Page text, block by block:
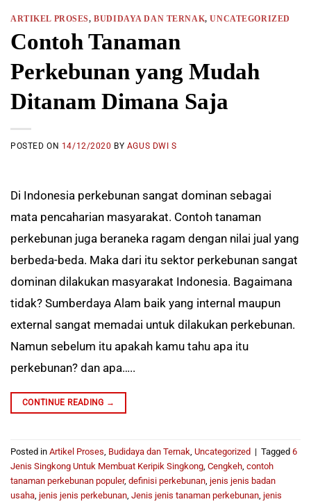
ARTIKEL PROSES,BUDIDAYA DAN TERNAK,UNCATEGORIZED
Contoh Tanaman
Perkebunan yang Mudah
Ditanam Dimana Saja
POSTED ON 14/12/2020 BY AGUS DWI S
Di Indonesia perkebunan sangat dominan sebagai
mata pencaharian masyarakat. Contoh tanaman
perkebunan juga beraneka ragam dengan nilai jual yang
berbeda-beda. Maka dari itu sektor perkebunan sangat
dominan dilakukan masyarakat Indonesia. Bagaimana
tidak? Sumberdaya Alam baik yang internal maupun
external sangat memadai untuk dilakukan perkebunan.
Namun sebelum itu apakah kamu tahu apa itu
perkebunan? dan apa…..
CONTINUE READING →
Posted in Artikel Proses, Budidaya dan Ternak, Uncategorized | Tagged 6
Jenis Singkong Untuk Membuat Keripik Singkong, Cengkeh, contoh
tanaman perkebunan populer, definisi perkebunan, jenis jenis badan
usaha, jenis jenis perkebunan, Jenis jenis tanaman perkebunan, jenis